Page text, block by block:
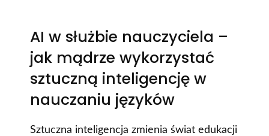
AI w służbie nauczyciela –
jak mądrze wykorzystać
sztuczną inteligencję w
nauczaniu języków
Sztuczna inteligencja zmienia świat edukacji